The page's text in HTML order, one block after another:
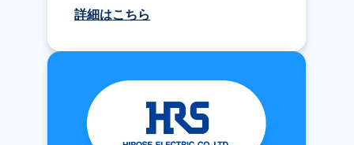
詳細はこちら